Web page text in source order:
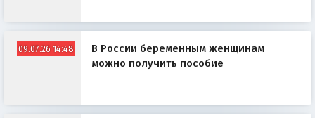
09.07.26 14:48
В России беременным женщинам
можно получить пособие